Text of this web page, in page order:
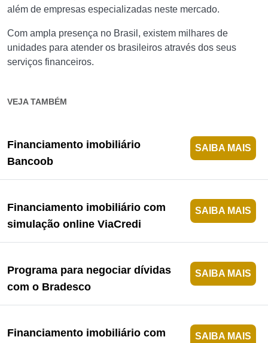
além de empresas especializadas neste mercado.
Com ampla presença no Brasil, existem milhares de
unidades para atender os brasileiros através dos seus
serviços financeiros.
VEJA TAMBÉM
Financiamento imobiliário
Bancoob
SAIBA MAIS
Financiamento imobiliário com
simulação online ViaCredi
SAIBA MAIS
Programa para negociar dívidas
com o Bradesco
SAIBA MAIS
Financiamento imobiliário com
SAIBA MAIS